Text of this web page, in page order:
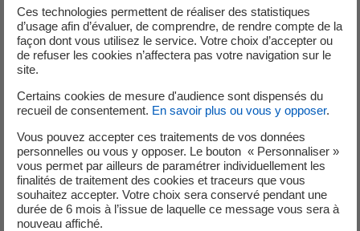
ISOLATION ETANCHEITE CONCEPT
LOTISSEMENT LES ATELIERS DE SUARTELLO
20090 AJACCIO
0632658997
Ces technologies permettent de réaliser des statistiques
d’usage afin d’évaluer, de comprendre, de rendre compte de la
façon dont vous utilisez le service. Votre choix d’accepter ou
de refuser les cookies n’affectera pas votre navigation sur le
site.
Certains cookies de mesure d'audience sont dispensés du
recueil de consentement. En savoir plus ou vous y opposer.
Vous pouvez accepter ces traitements de vos données
personnelles ou vous y opposer. Le bouton « Personnaliser »
vous permet par ailleurs de paramétrer individuellement les
finalités de traitement des cookies et traceurs que vous
souhaitez accepter. Votre choix sera conservé pendant une
durée de 6 mois à l’issue de laquelle ce message vous sera à
nouveau affiché.